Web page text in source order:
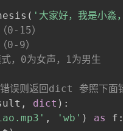
( '大家好，我是小淼，
0-15）
0-9）
，0为女声，1为男生
误则返回dict 参照下面错
, dict ) :
, 'wb' ) as f :